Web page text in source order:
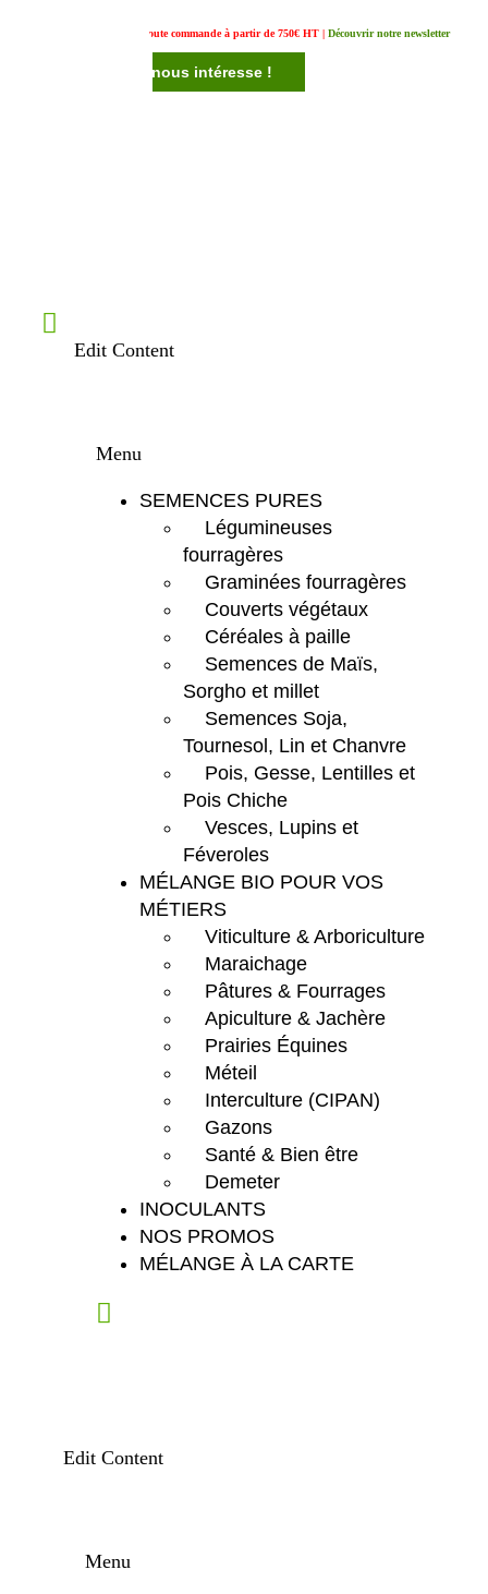
Un cadeau offert pour toute commande à partir de 750€ HT | Découvrir notre newsletter
Votre avis nous intéresse !
Edit Content
Menu
SEMENCES PURES
Légumineuses
fourragères
Graminées fourragères
Couverts végétaux
Céréales à paille
Semences de Maïs,
Sorgho et millet
Semences Soja,
Tournesol, Lin et Chanvre
Pois, Gesse, Lentilles et
Pois Chiche
Vesces, Lupins et
Féveroles
MÉLANGE BIO POUR VOS
MÉTIERS
Viticulture & Arboriculture
Maraichage
Pâtures & Fourrages
Apiculture & Jachère
Prairies Équines
Méteil
Interculture (CIPAN)
Gazons
Santé & Bien être
Demeter
INOCULANTS
NOS PROMOS
MÉLANGE À LA CARTE
Edit Content
Menu